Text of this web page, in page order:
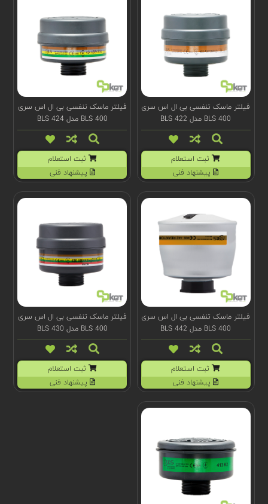
فیلتر ماسک تنفسی بی ال اس سری
BLS 400 مدل BLS 422
ثبت استعلام
پیشنهاد فنی
فیلتر ماسک تنفسی بی ال اس سری
BLS 400 مدل BLS 424
ثبت استعلام
پیشنهاد فنی
فیلتر ماسک تنفسی بی ال اس سری
BLS 400 مدل BLS 442
ثبت استعلام
پیشنهاد فنی
فیلتر ماسک تنفسی بی ال اس سری
BLS 400 مدل BLS 430
ثبت استعلام
پیشنهاد فنی